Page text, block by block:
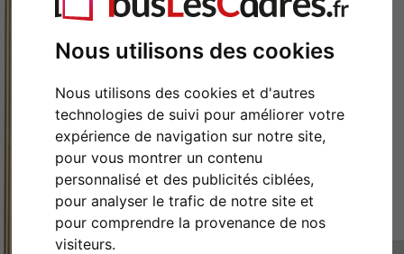
Nous utilisons des cookies
Nous utilisons des cookies et d'autres
technologies de suivi pour améliorer votre
expérience de navigation sur notre site,
pour vous montrer un contenu
personnalisé et des publicités ciblées,
pour analyser le trafic de notre site et
pour comprendre la provenance de nos
visiteurs.
Retour